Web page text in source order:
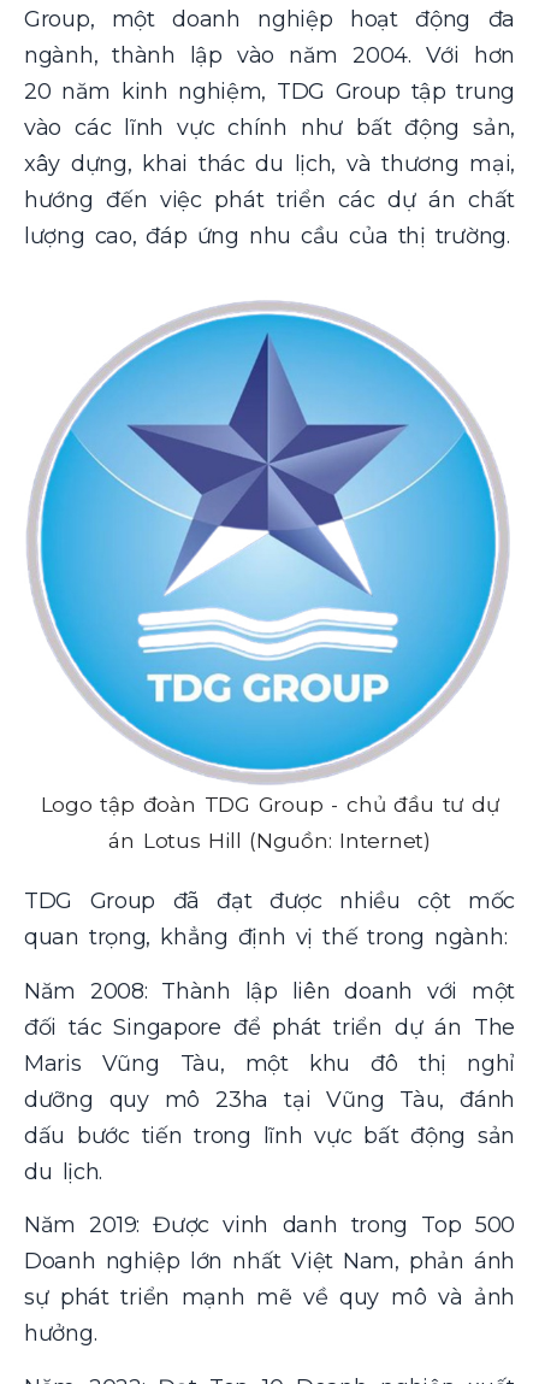
Group, một doanh nghiệp hoạt động đa
ngành, thành lập vào năm 2004. Với hơn
20 năm kinh nghiệm, TDG Group tập trung
vào các lĩnh vực chính như bất động sản,
xây dựng, khai thác du lịch, và thương mại,
hướng đến việc phát triển các dự án chất
lượng cao, đáp ứng nhu cầu của thị trường.
Logo tập đoàn TDG Group - chủ đầu tư dự
án Lotus Hill (Nguồn: Internet)
TDG Group đã đạt được nhiều cột mốc
quan trọng, khẳng định vị thế trong ngành:
Năm 2008: Thành lập liên doanh với một
đối tác Singapore để phát triển dự án The
Maris Vũng Tàu, một khu đô thị nghỉ
dưỡng quy mô 23ha tại Vũng Tàu, đánh
dấu bước tiến trong lĩnh vực bất động sản
du lịch.
Năm 2019: Được vinh danh trong Top 500
Doanh nghiệp lớn nhất Việt Nam, phản ánh
sự phát triển mạnh mẽ về quy mô và ảnh
hưởng.